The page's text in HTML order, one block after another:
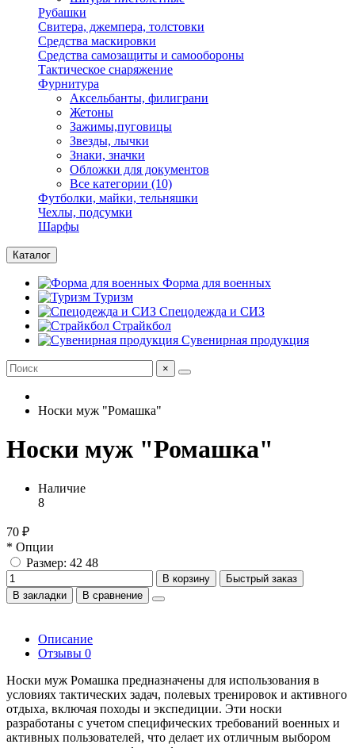
Рубашки
Свитера, джемпера, толстовки
Средства маскировки
Средства самозащиты и самообороны
Тактическое снаряжение
Фурнитура
Аксельбанты, филиграни
Жетоны
Зажимы,пуговицы
Звезды, лычки
Знаки, значки
Обложки для документов
Все категории (10)
Футболки, майки, тельняшки
Чехлы, подсумки
Шарфы
Каталог
Форма для военных
Туризм
Спецодежда и СИЗ
Страйкбол
Сувенирная продукция
×
Носки муж "Ромашка"
Носки муж "Ромашка"
Наличие
8
70 ₽
* Опции
Размер: 42 48
В корзину
Быстрый заказ
В закладки
В сравнение
Описание
Отзывы 0
Носки муж Ромашка предназначены для использования в
условиях тактических задач, полевых тренировок и активного
отдыха, включая походы и экспедиции. Эти носки
разработаны с учетом специфических требований военных и
активных пользователей, что делает их отличным выбором